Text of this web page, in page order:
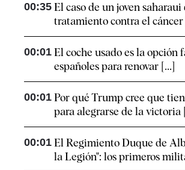
00:35 El caso de un joven
tratamiento contra el cáncer
00:01 El coche usado es la opción
españoles para renovar [...]
00:01 Por qué Trump cree que
para alegrarse de la victoria
00:01 El Regimiento Duque de
la Legión": los primeros